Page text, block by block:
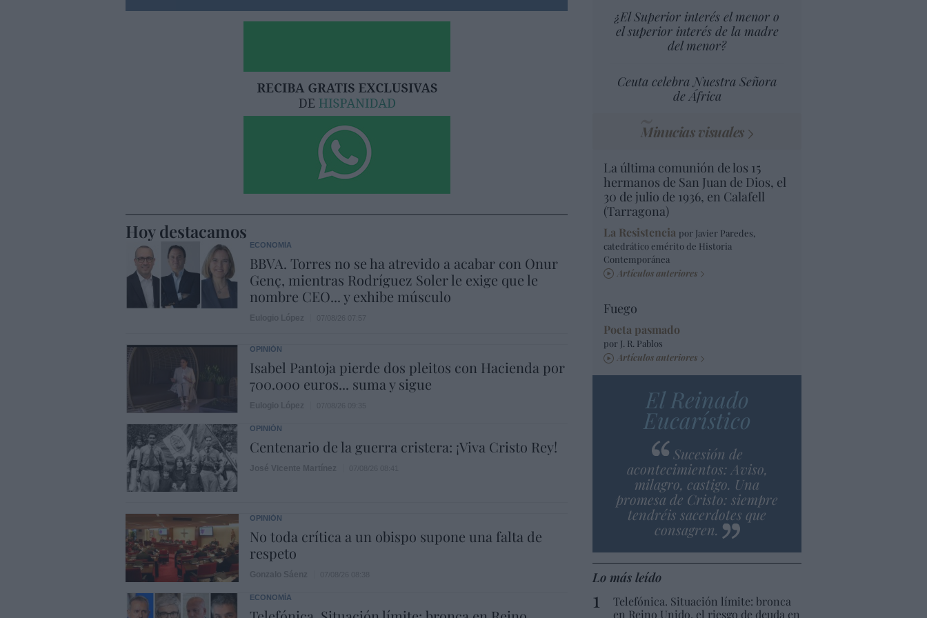
Hoy destacamos
ECONOMÍA
BBVA. Torres no se ha atrevido a acabar con Onur
Genç, mientras Rodríguez Soler le exige que le
nombre CEO... y exhibe músculo
OPINIÓN
Isabel Pantoja pierde dos pleitos con Hacienda por
700.000 euros... suma y sigue
OPINIÓN
Centenario de la guerra cristera: ¡Viva Cristo Rey!
OPINIÓN
No toda crítica a un obispo supone una falta de
respeto
ECONOMÍA
¿El Superior interés el menor o
el superior interés de la madre
del menor?
Ceuta celebra Nuestra Señora
de África
Minucias visuales
La última comunión de los 15
hermanos de San Juan de Dios, el
30 de julio de 1936, en Calafell
(Tarragona)
La Resistencia por Javier Paredes,
catedrático emérito de Historia
Contemporánea
Artículos anteriores
Fuego
Poeta pasmado
por J. R. Pablos
Artículos anteriores
El Reinado
Eucarístico
Sucesión de
acontecimientos: Aviso,
milagro, castigo. Una
promesa de Cristo: siempre
tendréis sacerdotes que
consagren.
Lo más leído
Telefónica. Situación límite: bronca
en Reino Unido, el riesgo de deuda en